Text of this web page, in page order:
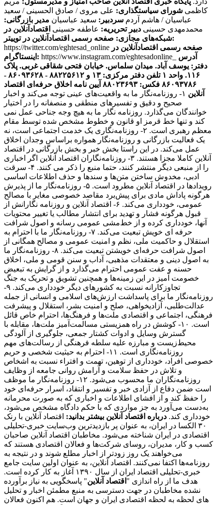
کاظمی شورای سیاستگذاری: علی مروی / صادق الحسینی / سعید
عباسیان / هاشم آردم سردبیر: سعید عباسیان مدیر بازرگانی:
محمدمهدی حسینی دبیر تحریریه: عاطفه حسینی اقتصادآنلاین در
شبکه‌های مجازی:صفحه رسمی اقتصادآنلاین در توییتر:
https://twitter.com/eghtesad_online صفحه رسمی اقتصادآنلاین در
اینستاگرام: https://www.instagram.com/eghtesadonline_ آدرس
دفتر: یوسف آباد. میدان سلماس. خیابان فتحی شقاقی غربی. پلاک
۱۱۶. واحد ۱
تلفن دفتر مرکزی: ۱۳ و ۸۸۲۲۵۶۱۲ - ۸۶۰۹۳۶۲۸ -
۸۶۰۹۳۷۸۶ فکس: ۸۸۰۲۳۶۹۳
آیین نامه اخلاق حرفه‌ای اقتصاد
آنلاین
۱- روزنامه‌نگار ما به واقعیت‌های عینی توجه می‌کند و اخبار
صحیح و دقیق و تفسیرهای منطقی و منصفانه را در اختیار
خوانندگان می‌گذارد. روزنامه نگار ما به هیچ وجه جناحی عمل نمی
کند و تنها خط قرمز او قانون و خطوط مشخص شده توسط مقام
معظم رهبری است. ۲- روزنامه‌نگاری یک خدمت اجتماعی است، نه
یک فعالیت بازرگانی و روزنامه‌نگار همواره براساس وجدان اخلاق
عمل می‌کند. در این راستا بخش خبر و بخش بازرگانی در اقتصاد
آنلاین کاملا مجزا هستند. ۳- روزنامه‌نگاران اقتصاد آنلاین اگر اخباری
را از منبعی دیگر منتشر کنند، حتما منبع را ذکر می کنند. ۴- سرقت
ادبی، مخدوش ساختن متن‌ها و سندها و حذف اطلاعات اساسی
رویدادها در اقتصاد آنلاین مطرود است. ۵- روزنامه‌نگار ما از پذیرش
هرگونه پاداش مادی برای پیش‌برد مقاصد خصوصی مغایر با مصالح
عمومی، خودداری می‌کند. ۶- اقتصاد آنلاین و روزنامه نگارانش از
قبول هرگونه فشار و تهدید برای انتشار مطالب یا تغییر محتویات
آنها، خودداری کرده و از خط‌مشی عمومی رسانه و اصول شرافت
حرفه ای خویش تبعیت می‌کند. ۷- روزنامه‌نگار ما با احترام به
استقلال و حاکمیت ملی، نظم و امنیت عمومی و مصالح همگانی از
اصول شرافت حرفه‌ای خویشتن تبعیت می‌کند. ۸- روزنامه‌نگار ما
به اصول دینی و معتقدات مذهبی، آداب و سنن قومی و ملی، اخلاق
حسنه و عفت عمومی احترام می‌گذارد و از گرایش به تبعیض
خصومت آمیز در این زمینه‌ها و همچنین تشویق و تحریک به جنگ
تجاوزکارانه نسبت به کشورهای دیگر خودداری می‌کند. ۹-
روزنامه‌نگار ما برای پاسداشت ارزش‌های اسلامی و انسانی از جمله
عدالت‌طلبی، آزادیخواهی، صلح و امنیت بشر، استقلال و پیشرفت
فرهنگی، اجتماعی و اقتصادی ملت‌ها و فرهنگ‌ها، احترام خاص قائل
است. ۱۰- کوشش در راه همزیستی مسالمت‌آمیز ملت‌ها، مقابله با
گسترش وسایل و ادوات کشتار جمعی، جلوگیری از آلودگی
محیط‌زیست و مبارزه علیه سلطه فرهنگی از رسالت‌های مهم
روزنامه‌نگاری است. ۱۱- احترام به حیثیت شخصی و حریم
خصوصی افراد، خودداری از توهین، تهمت و افتراء نسبت به اشخاص
و تلاش در حفظ سلامت و آرامش روانی جامعه از وظایف
روزنامه‌نگاران ما محسوب می‌شود. ۱۲- روزنامه‌نگار ما موظف
است ضمن دفاع از آزادی خبر و تفسیر و انتقاد، اسرار حرفه‌ای خود
را حفظ کند و از افشای اطلاعات و اخباری که به صورت محرمانه
به‌دست می‌آورد به جز مواردی که با حکم دادگاه مشخص می‌شود،
خودداری کند. درباره اقتصاد آنلاین بیشتر بدانید: اقتصاد آنلاین با رنک
۳۰ الکسا در ایران، به عنوان پر بازدیدترین وب‌سایت خبری-تحلیلی
اقتصادی در ایران شناخته می‌شود. مخاطبان اقتصاد آنلاین صاحبان
کسب و کار، مدیران، روسای شرکت‌ها و فعالان اقتصادی هستند که
می‌خواهند یک روز زودتر از اخبار مطلع شوند و در نتیجه به
روزنامه‌ها اکتفا نمی‌کنند. اقتصاد آنلاین، به عنوان اولین سایت جامع
خبری-تحلیلی اقتصاد ایران از سال ۱۳۹۰ آغاز به کار کرده است.
هدف ما از راه اندازی " اقتصاد آنلاین" پاسخگویی به نیاز برآورده
نشده مخاطبان در جهت دسترسی به منبع مطمئن اخبار و تحلیل
های لحظه به لحظه اقتصادی ایران و جهان است. هم اکنون فعالان